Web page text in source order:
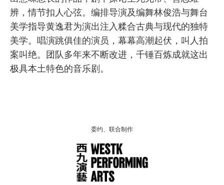
辨，情节扣人心弦。编排导演及编舞林俊浩与舞台
美学指导黄逸君为演出注入糅合古典与现代的独特
美学。唱演跳俱佳的演员，幕幕高潮起伏，叫人拍
案叫绝。团队多年来不断改进，千锤百炼成就这出
极具本土特色的音乐剧。
委约、联合制作